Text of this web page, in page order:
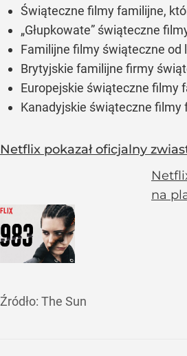
Świąteczne filmy familijne,
„Głupkowate” świąteczne
Familijne filmy świąteczne od
Brytyjskie familijne firmy
Europejskie świąteczne filmy
Kanadyjskie świąteczne filmy
Netflix pokazał oficjalny
na
Źródło: The Sun